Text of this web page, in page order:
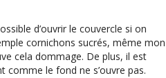
d’ouvrir le couvercle si on
cornichons sucrés, même mon
cela dommage. De plus, il est
comme le fond ne s’ouvre pas.